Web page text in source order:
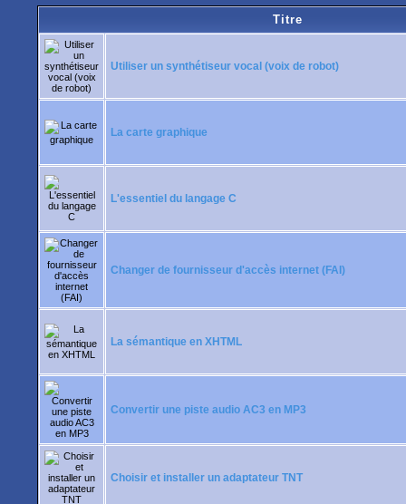
Titre
Utiliser un synthétiseur vocal (voix de robot)
La carte graphique
L'essentiel du langage C
Changer de fournisseur d'accès internet (FAI)
La sémantique en XHTML
Convertir une piste audio AC3 en MP3
Choisir et installer un adaptateur TNT